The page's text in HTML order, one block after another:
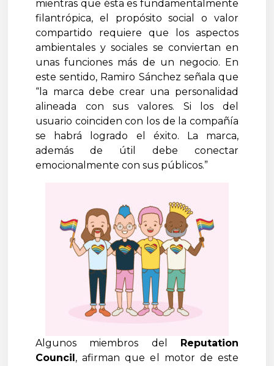
mientras que ésta es fundamentalmente
filantrópica, el propósito social o valor
compartido requiere que los aspectos
ambientales y sociales se conviertan en
unas funciones más de un negocio. En
este sentido, Ramiro Sánchez señala que
“la marca debe crear una personalidad
alineada con sus valores. Si los del
usuario coinciden con los de la compañía
se habrá logrado el éxito. La marca,
además de útil debe conectar
emocionalmente con sus públicos.”
Algunos miembros del Reputation
Council, afirman que el motor de este